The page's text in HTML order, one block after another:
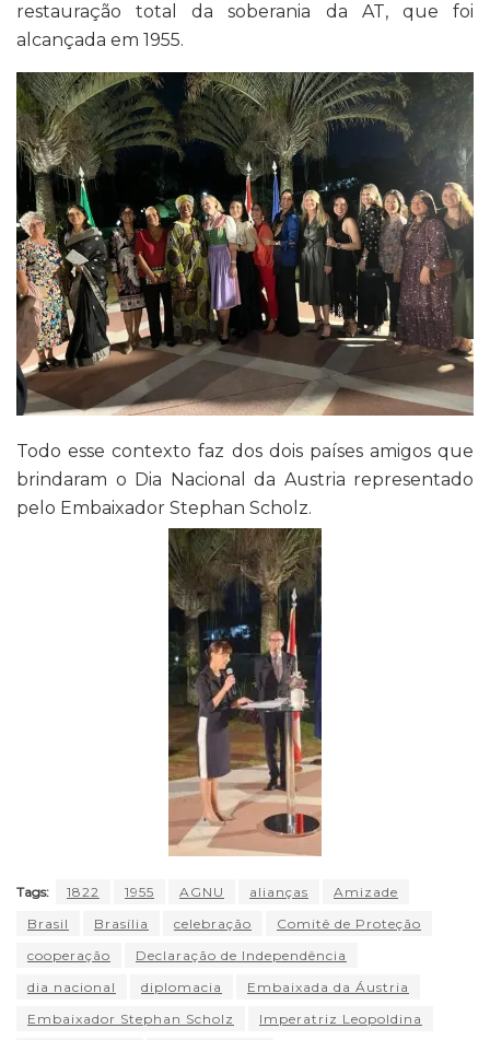
restauração total da soberania da AT, que foi
alcançada em 1955.
Todo esse contexto faz dos dois países amigos que
brindaram o Dia Nacional da Austria representado
pelo Embaixador Stephan Scholz.
Tags: 1822 1955 AGNU alianças
Amizade
Brasil
Brasília celebração
Comitê de Proteção
cooperação
Declaração de Independência
dia nacional
diplomacia
Embaixada da Áustria
Embaixador Stephan Scholz
Imperatriz Leopoldina